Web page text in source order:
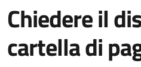
Chiedere il
cartella di